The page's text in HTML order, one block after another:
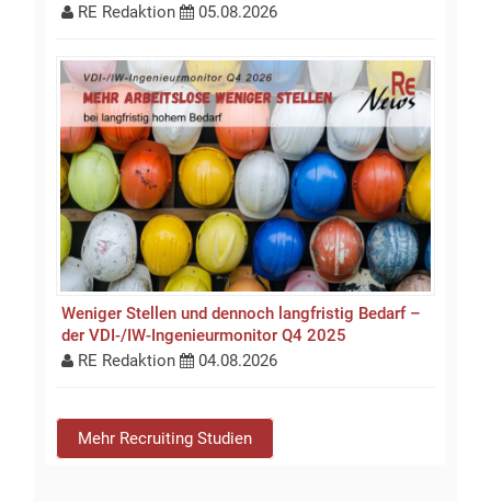
RE Redaktion
05.08.2026
Weniger Stellen und dennoch langfristig Bedarf –
der VDI-/IW-Ingenieurmonitor Q4 2025
RE Redaktion
04.08.2026
Mehr Recruiting Studien